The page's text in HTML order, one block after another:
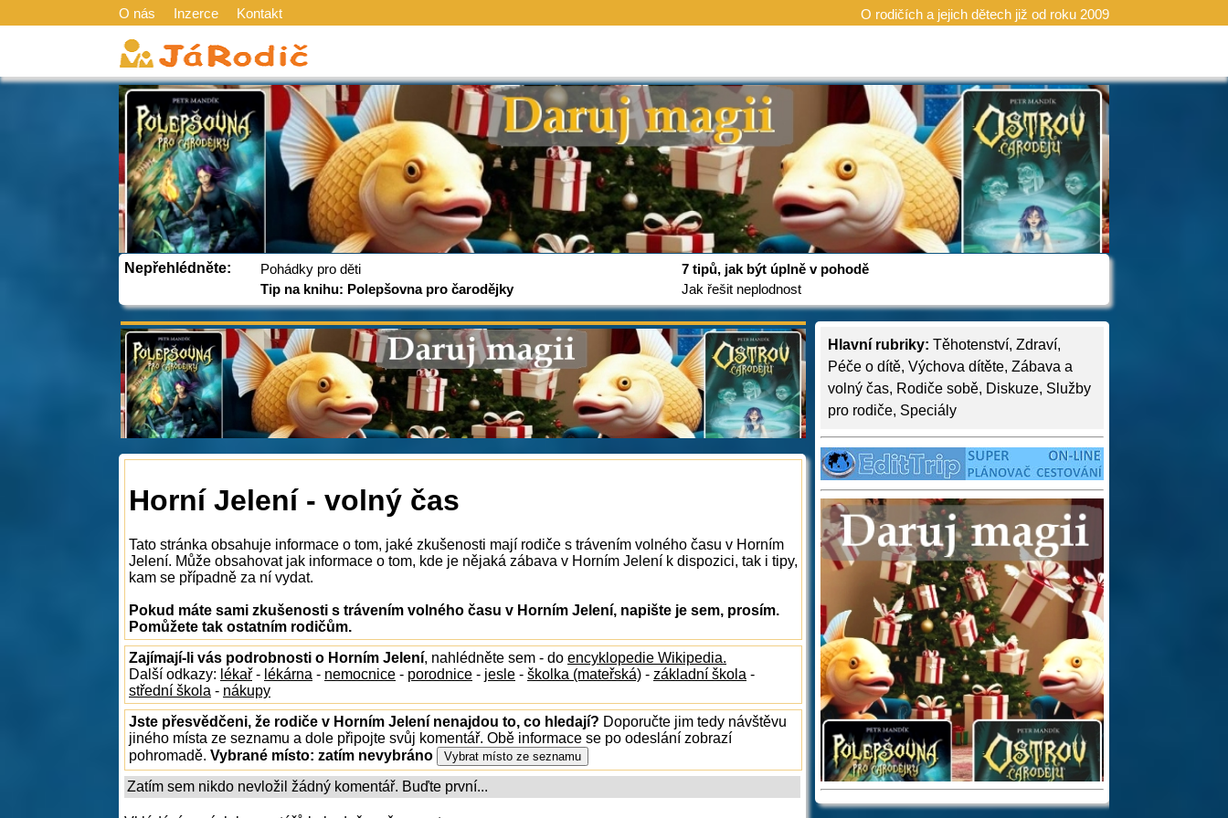
O nás Inzerce Kontakt O rodičích a jejich dětech již od roku 2009
Nepřehlédněte:
Pohádky pro děti
Tip na knihu: Polepšovna pro čarodějky
7 tipů, jak být úplně v pohodě
Jak řešit neplodnost
Hlavní rubriky: Těhotenství, Zdraví,
Péče o dítě, Výchova dítěte, Zábava a
volný čas, Rodiče sobě, Diskuze, Služby
pro rodiče, Speciály
Horní Jelení - volný čas
Tato stránka obsahuje informace o tom, jaké zkušenosti mají rodiče s trávením volného času v Horním
Jelení. Může obsahovat jak informace o tom, kde je nějaká zábava v Horním Jelení k dispozici, tak i tipy,
kam se případně za ní vydat.
Pokud máte sami zkušenosti s trávením volného času v Horním Jelení, napište je sem, prosím.
Pomůžete tak ostatním rodičům.
Zajímají-li vás podrobnosti o Horním Jelení, nahlédněte sem - do encyklopedie Wikipedia.
Další odkazy: lékař - lékárna - nemocnice - porodnice - jesle - školka (mateřská) - základní škola -
střední škola - nákupy
Jste přesvědčeni, že rodiče v Horním Jelení nenajdou to, co hledají? Doporučte jim tedy návštěvu
jiného místa ze seznamu a dole připojte svůj komentář. Obě informace se po odeslání zobrazí
pohromadě. Vybrané místo: zatím nevybráno
Zatím sem nikdo nevložil žádný komentář. Buďte první...